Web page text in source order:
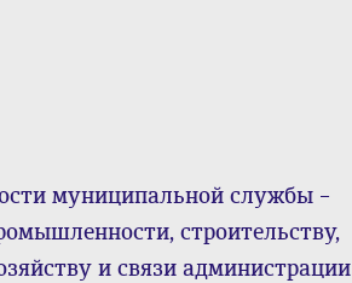
муниципальной службы –
строительству,
и связи администрации